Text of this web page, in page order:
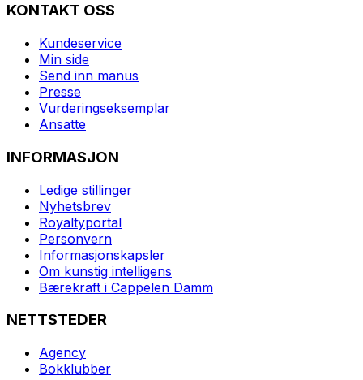
KONTAKT OSS
Kundeservice
Min side
Send inn manus
Presse
Vurderingseksemplar
Ansatte
INFORMASJON
Ledige stillinger
Nyhetsbrev
Royaltyportal
Personvern
Informasjonskapsler
Om kunstig intelligens
Bærekraft i Cappelen Damm
NETTSTEDER
Agency
Bokklubber